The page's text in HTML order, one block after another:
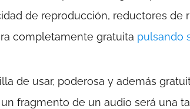
de reproducción, reductores de
completamente gratuita pulsando
de usar, poderosa y además
fragmento de un audio será una